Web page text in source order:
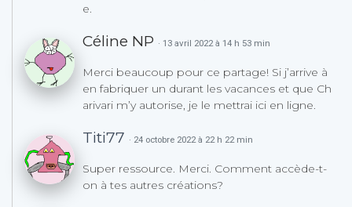
e.
Céline NP · 13 avril 2022 à 14 h 53 min
Merci beaucoup pour ce partage! Si j’arrive à
en fabriquer un durant les vacances et que Ch
arivari m’y autorise, je le mettrai ici en ligne.
Titi77 · 24 octobre 2022 à 22 h 22 min
Super ressource. Merci. Comment accède-t-
on à tes autres créations?